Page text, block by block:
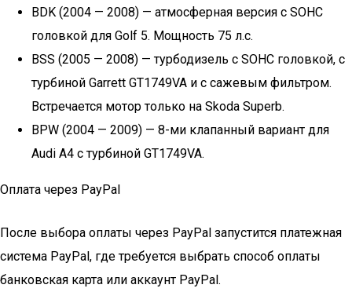
BDK (2004 — 2008) — атмосферная версия с SOHC
головкой для Golf 5. Мощность 75 л.с.
BSS (2005 — 2008) — турбодизель с SOHC головкой, с
турбиной Garrett GT1749VA и с сажевым фильтром.
Встречается мотор только на Skoda Superb.
BPW (2004 — 2009) — 8-ми клапанный вариант для
Audi A4 с турбиной GT1749VA.
Оплата через PayPal
После выбора оплаты через PayPal запустится платежная
система PayPal, где требуется выбрать способ оплаты
банковская карта или аккаунт PayPal.